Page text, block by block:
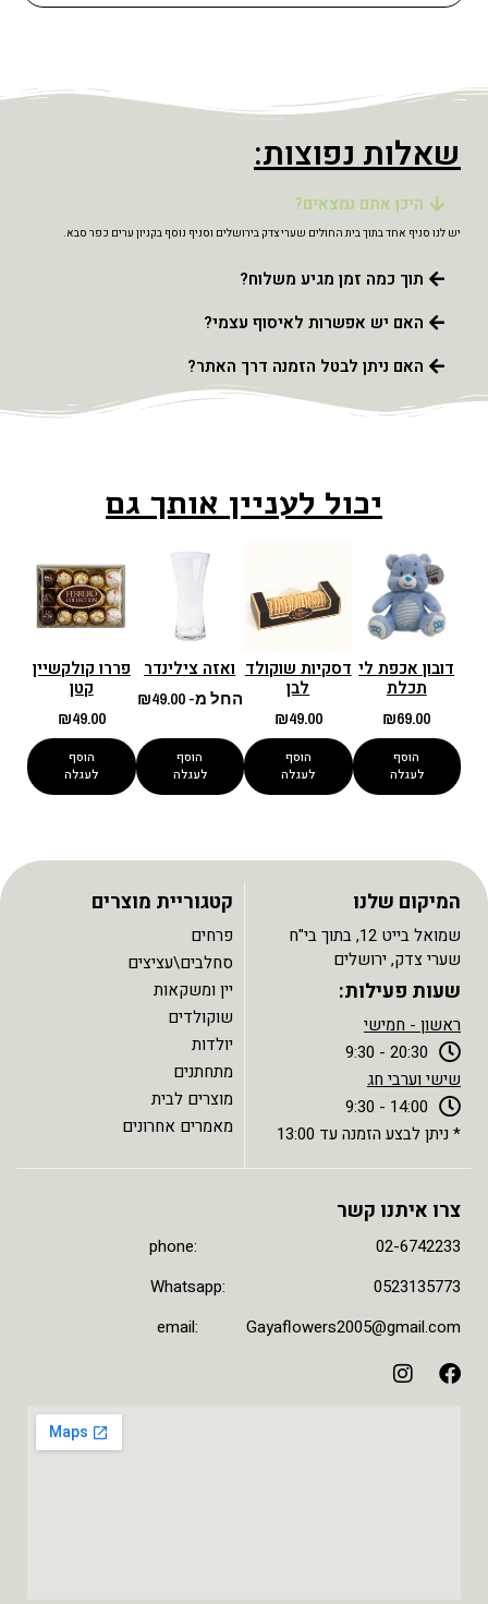
שאלות נפוצות:
היכן אתם נמצאים?
יש לנו סניף אחד בתוך בית החולים שערי צדק בירושלים וסניף נוסף בקניון ערים כפר סבא.
תוך כמה זמן מגיע משלוח?
האם יש אפשרות לאיסוף עצמי?
האם ניתן לבטל הזמנה דרך האתר?
יכול לעניין אותך גם
דובון אכפת לי
תכלת
₪69.00
הוסף
לעגלה
דסקיות שוקולד
לבן
₪49.00
הוסף
לעגלה
ואזה צילינדר
החל מ- ₪49.00
הוסף
לעגלה
פררו קולקשיין
קטן
₪49.00
הוסף
לעגלה
המיקום שלנו
שמואל בייט 12, בתוך בי"ח
שערי צדק, ירושלים
שעות פעילות:
ראשון - חמישי
20:30 - 9:30
שישי וערבי חג
14:00 - 9:30
* ניתן לבצע הזמנה עד 13:00
קטגוריית מוצרים
פרחים
סחלבים\עציצים
יין ומשקאות
שוקולדים
יולדות
מתחתנים
מוצרים לבית
מאמרים אחרונים
צרו איתנו קשר
phone: 02-6742233
Whatsapp: 0523135773
email: Gayaflowers2005@gmail.com